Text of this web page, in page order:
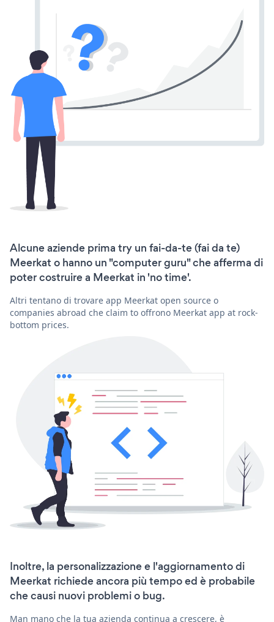
Alcune aziende prima try un fai-da-te (fai da te)
Meerkat o hanno un "computer guru" che afferma di
poter costruire a Meerkat in 'no time'.
Altri tentano di trovare app Meerkat open source o
companies abroad che claim to offrono Meerkat app at rock-
bottom prices.
Inoltre, la personalizzazione e l'aggiornamento di
Meerkat richiede ancora più tempo ed è probabile
che causi nuovi problemi o bug.
Man mano che la tua azienda continua a crescere, è